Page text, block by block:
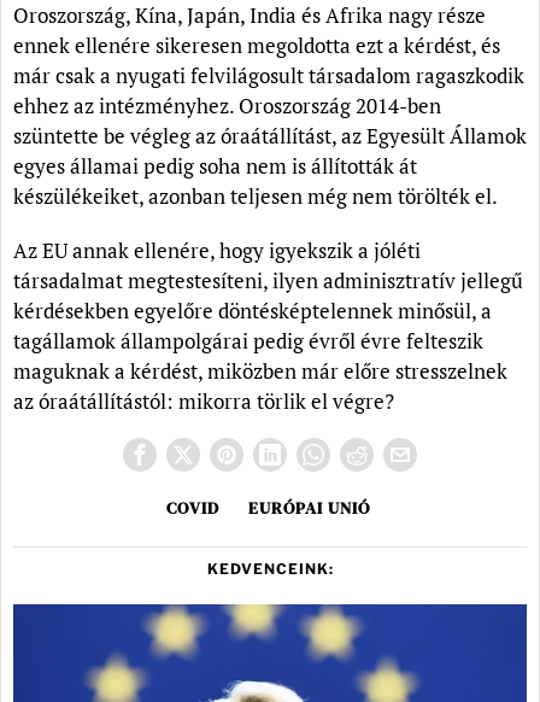
Oroszország, Kína, Japán, India és Afrika nagy része
ennek ellenére sikeresen megoldotta ezt a kérdést, és
már csak a nyugati felvilágosult társadalom ragaszkodik
ehhez az intézményhez. Oroszország 2014-ben
szüntette be végleg az óraátállítást, az Egyesült Államok
egyes államai pedig soha nem is állították át
készülékeiket, azonban teljesen még nem törölték el.
Az EU annak ellenére, hogy igyekszik a jóléti
társadalmat megtestesíteni, ilyen adminisztratív jellegű
kérdésekben egyelőre döntésképtelennek minősül, a
tagállamok állampolgárai pedig évről évre felteszik
maguknak a kérdést, miközben már előre stresszelnek
az óraátállítástól: mikorra törlik el végre?
COVID EURÓPAI UNIÓ
KEDVENCEINK: